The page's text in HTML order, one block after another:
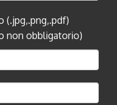
(.jpg,.png,.pdf)
non obbligatorio)